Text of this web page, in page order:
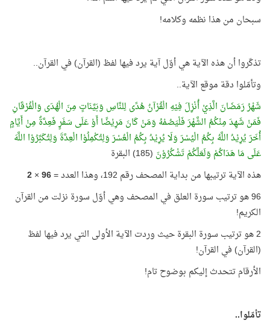
سبحان من هذا نظمه وكلامه!
تذكّروا أن هذه الآية هي أوّل آية يرد فيها لفظ (القرآن) في القرآن..
وتأمّلوا دقة موقع الآية..
شَهْرُ رَمَضَانَ الَّذِيْ أُنْزِلَ فِيْهِ الْقُرْآنُ هُدًى لِلنَّاسِ وَبَيِّنَاتٍ مِنَ الْهُدَى وَالْفُرْقَانِ
فَمَنْ شَهِدَ مِنْكُمُ الشَّهْرَ فَلْيَصُمْهُ وَمَنْ كَانَ مَرِيْضًا أَوْ عَلَى سَفَرٍ فَعِدَّةٌ مِنْ أَيَّامٍ
أُخَرَ يُرِيْدُ اللَّهُ بِكُمُ الْيُسْرَ وَلَا يُرِيْدُ بِكُمُ الْعُسْرَ وَلِتُكْمِلُوْا الْعِدَّةَ وَلِتُكَبِّرُوْا اللَّهَ
عَلَى مَا هَدَاكُمْ وَلَعَلَّكُمْ تَشْكُرُوْنَ (185) البقرة
هذه الآية ترتيبها من بداية المصحف رقم 192، وهذا العدد =
96
×
2
96 هو ترتيب سورة العلق في المصحف وهي أوّل سورة نزلت من القرآن
الكريم!
2 هو ترتيب سورة البقرة حيث وردت الآية الأولى التي يرد فيها لفظ
(القرآن) في القرآن!
الأرقام تتحدث إليكم بوضوح تام!
تأمّلوا..